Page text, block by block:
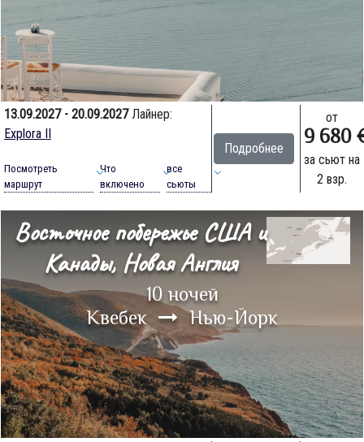
13.09.2027 - 20.09.2027Лайнер:
Explora II
Посмотреть
маршрут
Что
включено
все
сьюты
Подробнее
от
9 680
за сьют на
2 взр.
Восточное побережье США и
Канады, Новая Англия
10 ночей
Квебек Нью-Йорк